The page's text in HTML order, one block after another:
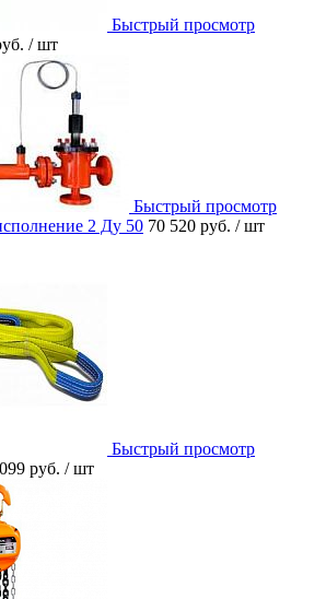
Быстрый просмотр
/ шт
Быстрый просмотр
2 Ду 50 70 520 руб. / шт
Быстрый просмотр
руб. / шт